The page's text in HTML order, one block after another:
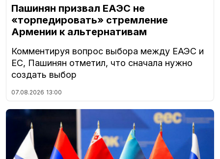
Пашинян призвал ЕАЭС не
«торпедировать» стремление
Армении к альтернативам
Комментируя вопрос выбора между ЕАЭС и
ЕС, Пашинян отметил, что сначала нужно
создать выбор
07.08.2026 13:00